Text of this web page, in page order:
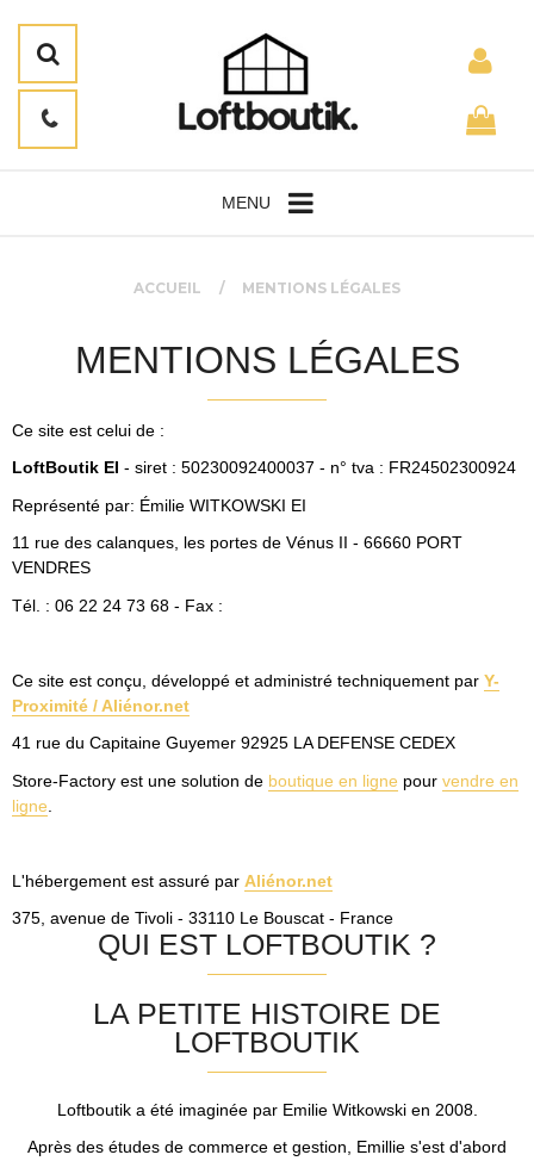
MENU
ACCUEIL MENTIONS LÉGALES
MENTIONS LÉGALES
Ce site est celui de :
LoftBoutik EI - siret : 50230092400037 - n° tva : FR24502300924
Représenté par: Émilie WITKOWSKI EI
11 rue des calanques, les portes de Vénus II - 66660 PORT
VENDRES
Tél. : 06 22 24 73 68 - Fax :
Ce site est conçu, développé et administré techniquement par Y-
Proximité / Aliénor.net
41 rue du Capitaine Guyemer 92925 LA DEFENSE CEDEX
Store-Factory est une solution de boutique en ligne pour vendre en
ligne
L'hébergement est assuré par Aliénor.net
375, avenue de Tivoli - 33110 Le Bouscat - France
QUI EST LOFTBOUTIK ?
LA PETITE HISTOIRE DE
LOFTBOUTIK
Loftboutik a été imaginée par Emilie Witkowski en 2008.
Après des études de commerce et gestion, Emillie s'est d'abord